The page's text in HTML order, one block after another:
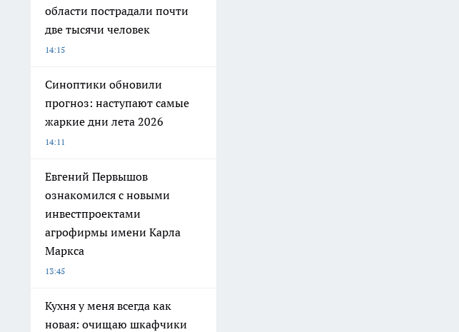
области пострадали почти
две тысячи человек
14:15
Синоптики обновили
прогноз: наступают самые
жаркие дни лета 2026
14:11
Евгений Первышов
ознакомился с новыми
инвестпроектами
агрофирмы имени Карла
Маркса
13:45
Кухня у меня всегда как
новая: очищаю шкафчики